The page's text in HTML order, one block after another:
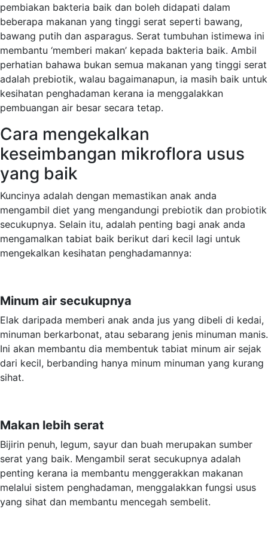
pembiakan bakteria baik dan boleh didapati dalam
beberapa makanan yang tinggi serat seperti bawang,
bawang putih dan asparagus. Serat tumbuhan istimewa ini
membantu ‘memberi makan’ kepada bakteria baik. Ambil
perhatian bahawa bukan semua makanan yang tinggi serat
adalah prebiotik, walau bagaimanapun, ia masih baik untuk
kesihatan penghadaman kerana ia menggalakkan
pembuangan air besar secara tetap.
Cara mengekalkan
keseimbangan mikroflora usus
yang baik
Kuncinya adalah dengan memastikan anak anda
mengambil diet yang mengandungi prebiotik dan probiotik
secukupnya. Selain itu, adalah penting bagi anak anda
mengamalkan tabiat baik berikut dari kecil lagi untuk
mengekalkan kesihatan penghadamannya:
Minum air secukupnya
Elak daripada memberi anak anda jus yang dibeli di kedai,
minuman berkarbonat, atau sebarang jenis minuman manis.
Ini akan membantu dia membentuk tabiat minum air sejak
dari kecil, berbanding hanya minum minuman yang kurang
sihat.
Makan lebih serat
Bijirin penuh, legum, sayur dan buah merupakan sumber
serat yang baik. Mengambil serat secukupnya adalah
penting kerana ia membantu menggerakkan makanan
melalui sistem penghadaman, menggalakkan fungsi usus
yang sihat dan membantu mencegah sembelit.